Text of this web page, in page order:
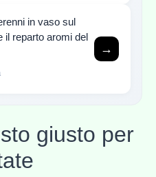
in vaso sul
il reparto aromi del
→
giusto per